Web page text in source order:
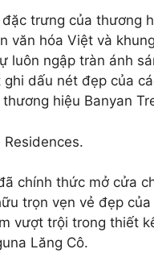
trưng của thương
văn hóa Việt và
luôn ngập tràn ánh
dấu nét đẹp của
hiệu Banyan
chính thức mở cửa
trọn vẹn vẻ đẹp
vượt trội trong thiết
Lăng Cô.